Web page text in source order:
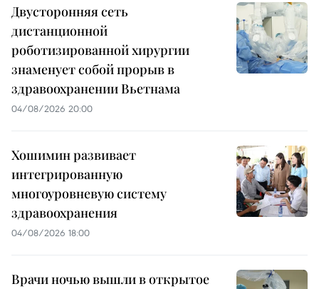
Двусторонняя сеть
дистанционной
роботизированной хирургии
знаменует собой прорыв в
здравоохранении Вьетнама
04/08/2026 20:00
Хошимин развивает
интегрированную
многоуровневую систему
здравоохранения
04/08/2026 18:00
Врачи ночью вышли в открытое